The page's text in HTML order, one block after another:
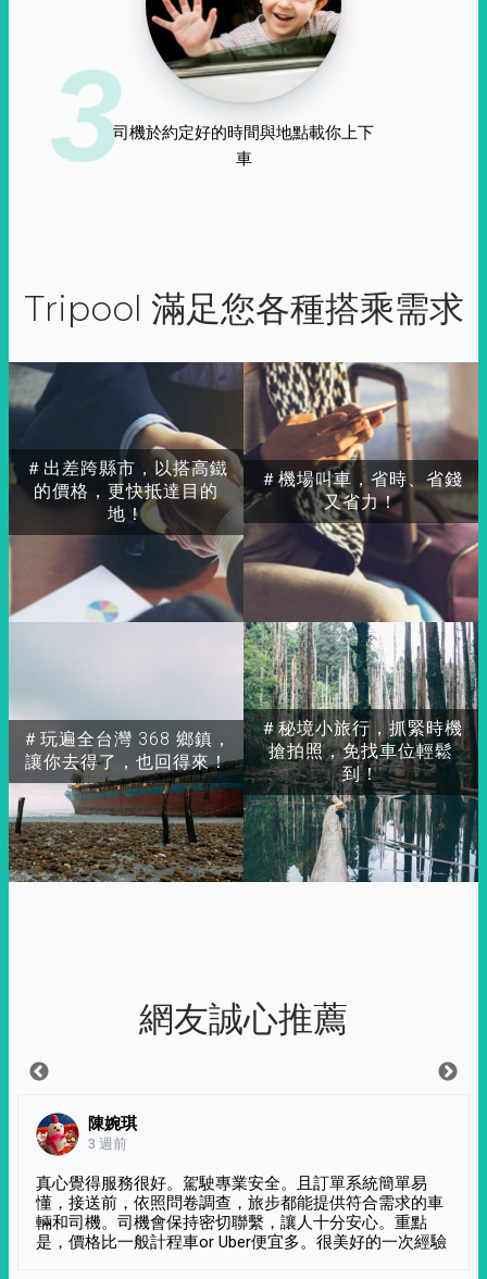
3司機於約定好的時間與地點載你上下
車
Tripool 滿足您各種搭乘需求
＃出差跨縣市，以搭高鐵
的價格，更快抵達目的
地！
＃玩遍全台灣 368 鄉鎮，
讓你去得了，也回得來！
＃秘境小旅行，抓緊時機
搶拍照，免找車位輕鬆
到！
＃機場叫車，省時、省錢
又省力！
網友誠心推薦
陳婉琪
3 週前
真心覺得服務很好。駕駛專業安全。且訂單系統簡單易
懂，接送前，依照問卷調查，旅步都能提供符合需求的車
輛和司機。司機會保持密切聯繫，讓人十分安心。重點
是，價格比一般計程車or Uber便宜多。很美好的一次經驗